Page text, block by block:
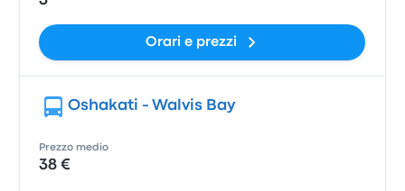
Orari e prezzi
Oshakati - Walvis Bay
Prezzo medio
38 €